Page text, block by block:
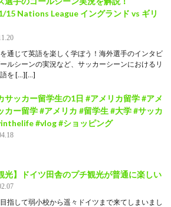
15 Nations League イングランド vs ギリ
通じて英語を楽しく学ぼう！海外選手のインタビ
ルシーンの実況など、サッカーシーンにおけるリ
を […][…]
サッカー留学生の1日 #アメリカ留学 #アメ
カー留学 #アメリカ #留学生 #大学 #サッカ
#vlog #ショッピング
光】ドイツ田舎のプチ観光が普通に楽しい
指して弱小校から遥々ドイツまで来てしまいまし